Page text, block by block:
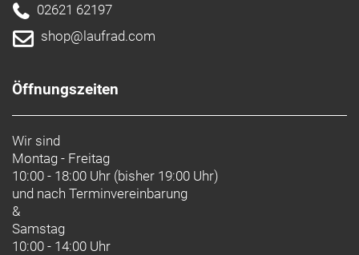
02621 62197
shop@laufrad.com
Öffnungszeiten
Wir sind
Montag - Freitag
10:00 - 18:00 Uhr (bisher 19:00 Uhr)
und nach Terminvereinbarung
&
Samstag
10:00 - 14:00 Uhr